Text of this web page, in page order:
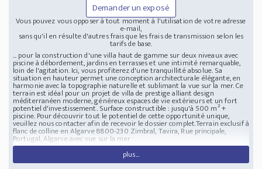
Demander un exposé
Vous pouvez vous opposer à tout moment à l'utilisation de votre adresse
e-mail,
sans qu'il en résulte d'autres frais que les frais de transmission selon les
tarifs de base.
... pour la construction d'une villa haut de gamme sur deux niveaux avec
piscine à débordement, jardins en terrasses et une intimité remarquable,
loin de l'agitation. Ici, vous profiterez d'une tranquillité absolue. Sa
situation en hauteur permet une conception architecturale élégante, en
harmonie avec la topographie naturelle et sublimant la vue sur la mer. Ce
terrain est idéal pour un projet de villa de prestige alliant design
méditerranéen moderne, généreux espaces de vie extérieurs et un fort
potentiel d'investissement. Surface constructible : jusqu'à 500 m² +
piscine. Pour découvrir tout le potentiel de cette opportunité unique,
veuillez nous contacter afin de recevoir le dossier complet.Terrain exclusif à
flanc de colline en Algarve
plus...
8800-230 Zimbral, Tavira, Rue principale,
Portugal, Algarve avec vue sur la mer